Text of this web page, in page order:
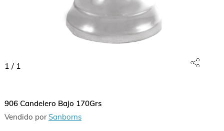
1 / 1
906 Candelero Bajo 170Grs
Vendido por Sanborns